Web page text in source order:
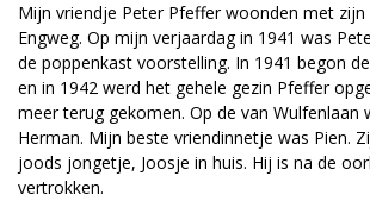
Mijn vriendje Peter Pfeffer woonden met
Engweg. Op mijn verjaardag in 1941 was
de poppenkast voorstelling. In 1941 begon
en in 1942 werd het gehele gezin Pfeffer
meer terug gekomen. Op de van Wulfenlaan
Herman. Mijn beste vriendinnetje was Pien.
joods jongetje, Joosje in huis. Hij is na de
vertrokken.